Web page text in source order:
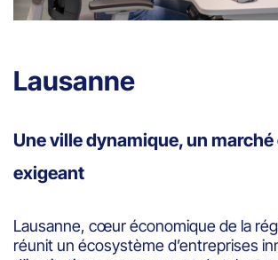
Lausanne
Une ville dynamique, un
exigeant
Lausanne, cœur économique de la
réunit un écosystème d’entreprises